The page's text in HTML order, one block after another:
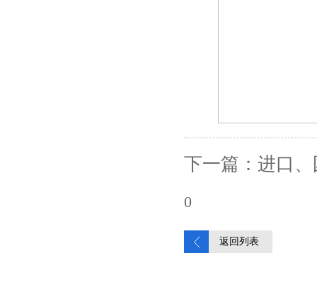
下一篇：进口
0
返回列表